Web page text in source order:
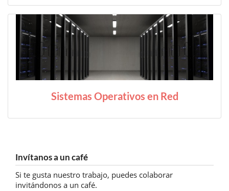
Sistemas Operativos en Red
Invítanos a un café
Si te gusta nuestro trabajo, puedes colaborar
invitándonos a un café.